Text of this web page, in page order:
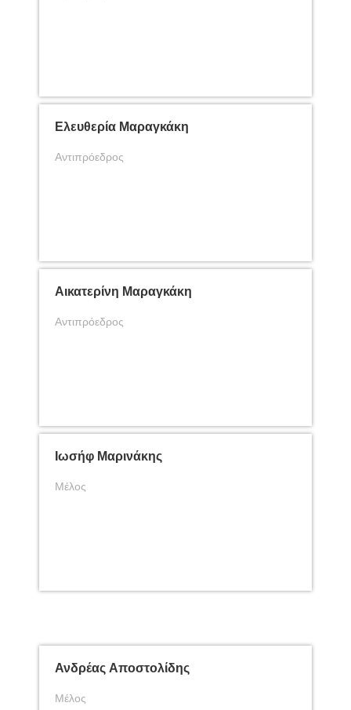
Ελευθερία Μαραγκάκη
Αντιπρόεδρος
Αικατερίνη Μαραγκάκη
Αντιπρόεδρος
Ιωσήφ Μαρινάκης
Μέλος
Ανδρέας Αποστολίδης
Μέλος